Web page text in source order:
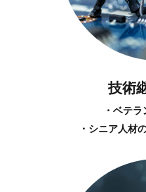
技術
・ベテ
・シニア人材